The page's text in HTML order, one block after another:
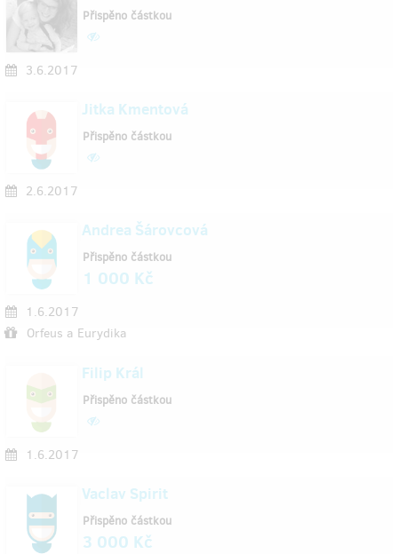
3.6.2017
Přispěno částkou
Jitka Kmentová
2.6.2017
Přispěno částkou
Andrea Šárovcová
1.6.2017
Orfeus a Eurydika
Přispěno částkou
1 000 Kč
Filip Král
1.6.2017
Přispěno částkou
Vaclav Spirit
Přispěno částkou
3 000 Kč